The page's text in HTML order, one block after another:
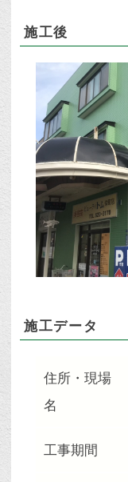
施工後
施工データ
住所・現場
名
工事期間